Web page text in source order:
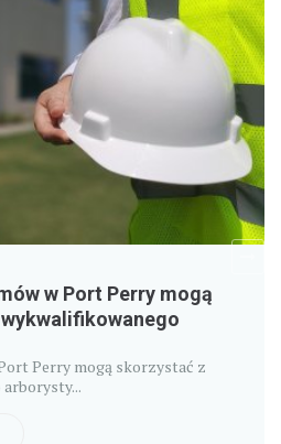
w Port Perry mogą
Perry mogą skorzystać z
arborysty...